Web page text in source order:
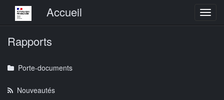
Menu principalAccueil
Rapports
Porte-documents
Nouveautés